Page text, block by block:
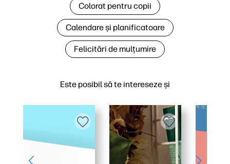
Este posibil să te intereseze și
Colorat pentru copii
Calendare și planificatoare
Felicitări de mulțumire